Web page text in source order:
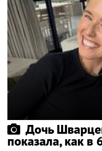
Дочь
показала, как в